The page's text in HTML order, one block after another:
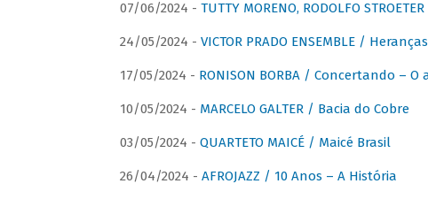
07/06/2024 - TUTTY MORENO, RODOLFO
24/05/2024 - VICTOR PRADO ENSEMBLE /
17/05/2024 - RONISON BORBA / Concertando –
10/05/2024 - MARCELO GALTER / Bacia do Cobre
03/05/2024 - QUARTETO MAICÉ / Maicé Brasil
26/04/2024 - AFROJAZZ / 10 Anos – A História